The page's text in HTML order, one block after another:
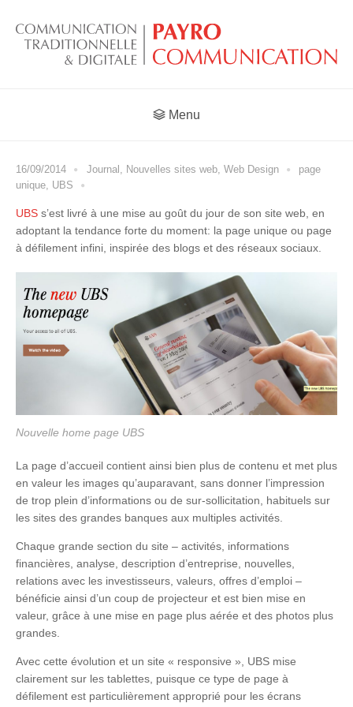
Menu
16/09/2014 Journal , Nouvelles sites web, Web Design
page
unique, UBS
UBS s’est livré à une mise au goût du jour de son site web, en
adoptant la tendance forte du moment: la page unique ou page
à défilement infini, inspirée des blogs et des réseaux sociaux.
Nouvelle home page UBS
La page d’accueil contient ainsi bien plus de contenu et met plus
en valeur les images qu’auparavant, sans donner l’impression
de trop plein d’informations ou de sur-sollicitation, habituels sur
les sites des grandes banques aux multiples activités.
Chaque grande section du site – activités, informations
financières, analyse, description d’entreprise, nouvelles,
relations avec les investisseurs, valeurs, offres d’emploi –
bénéficie ainsi d’un coup de projecteur et est bien mise en
valeur, grâce à une mise en page plus aérée et des photos plus
grandes.
Avec cette évolution et un site « responsive », UBS mise
clairement sur les tablettes, puisque ce type de page à
défilement est particulièrement approprié pour les écrans